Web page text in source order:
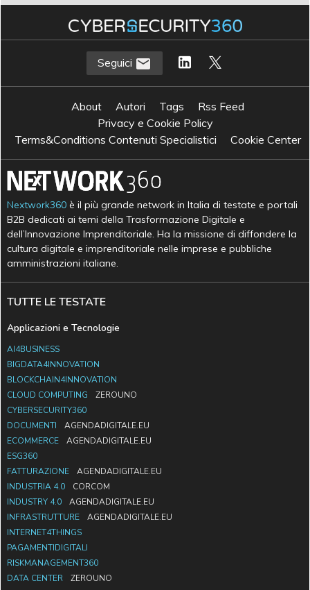
Seguici
About Autori Tags
Rss Feed
Privacy e Cookie Policy
Terms&Conditions Contenuti Specialistici
Cookie Center
Nextwork360 è il più grande network in Italia di testate e portali
B2B dedicati ai temi della Trasformazione Digitale e
dell’Innovazione Imprenditoriale. Ha la missione di diffondere la
cultura digitale e imprenditoriale nelle imprese e pubbliche
amministrazioni italiane.
TUTTE LE TESTATE
Applicazioni e Tecnologie
AI4BUSINESS
BIGDATA4INNOVATION
BLOCKCHAIN4INNOVATION
CLOUD COMPUTING
ZEROUNO
CYBERSECURITY360
DOCUMENTI
AGENDADIGITALE.EU
ECOMMERCE
AGENDADIGITALE.EU
ESG360
FATTURAZIONE
AGENDADIGITALE.EU
INDUSTRIA 4.0
CORCOM
INDUSTRY 4.0
AGENDADIGITALE.EU
INFRASTRUTTURE
AGENDADIGITALE.EU
INTERNET4THINGS
PAGAMENTIDIGITALI
RISKMANAGEMENT360
DATA CENTER
ZEROUNO